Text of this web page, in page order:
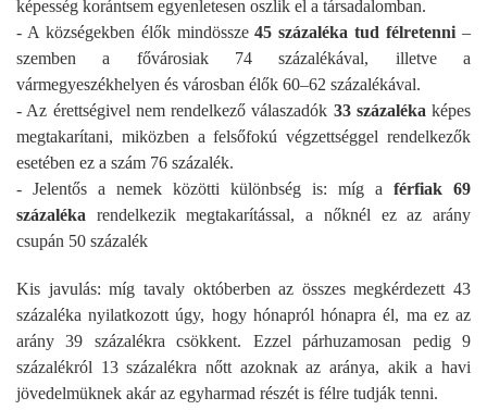
képesség korántsem egyenletesen oszlik el a társadalomban.
- A községekben élők mindössze45 százaléka tud félretenni –
szemben a fővárosiak 74 százalékával, illetve a
vármegyeszékhelyen és városban élők 60–62 százalékával.
- Az érettségivel nem rendelkező válaszadók 33 százaléka képes
megtakarítani, miközben a felsőfokú végzettséggel rendelkezők
esetében ez a szám 76 százalék.
- Jelentős a nemek közötti különbség is: míg a férfiak 69
százaléka rendelkezik megtakarítással, a nőknél ez az arány
csupán 50 százalék
Kis javulás: míg tavaly októberben az összes megkérdezett 43
százaléka nyilatkozott úgy, hogy hónapról hónapra él, ma ez az
arány 39 százalékra csökkent. Ezzel párhuzamosan pedig 9
százalékról 13 százalékra nőtt azoknak az aránya, akik a havi
jövedelmüknek akár az egyharmad részét is félre tudják tenni.